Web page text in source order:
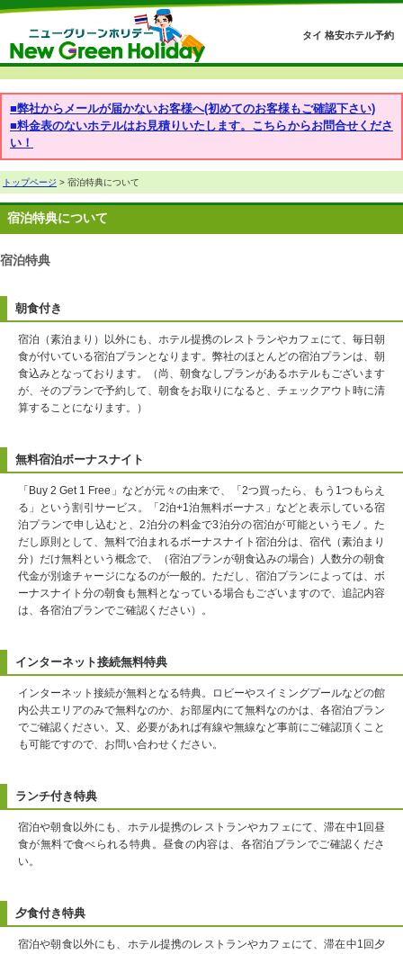
タイ 格安ホテル予約
■弊社からメールが届かないお客様へ(初めてのお客様もご確認下さい)
■料金表のないホテルはお見積りいたします。こちらからお問合せくださ
い！
トップページ > 宿泊特典について
宿泊特典について
宿泊特典
朝食付き
宿泊（素泊まり）以外にも、ホテル提携のレストランやカフェにて、毎日朝
食が付いている宿泊プランとなります。弊社のほとんどの宿泊プランは、朝
食込みとなっております。（尚、朝食なしプランがあるホテルもございます
が、そのプランで予約して、朝食をお取りになると、チェックアウト時に清
算することになります。）
無料宿泊ボーナスナイト
「Buy 2 Get 1 Free」などが元々の由来で、「2つ買ったら、もう1つもらえ
る」という割引サービス。「2泊+1泊無料ボーナス」などと表示している宿
泊プランで申し込むと、2泊分の料金で3泊分の宿泊が可能というモノ。た
だし原則として、無料で泊まれるボーナスナイト宿泊分は、宿代（素泊まり
分）だけ無料という概念で、（宿泊プランが朝食込みの場合）人数分の朝食
代金が別途チャージになるのが一般的。ただし、宿泊プランによっては、ボ
ーナスナイト分の朝食も無料となっている場合もございますので、追記内容
は、各宿泊プランでご確認ください）。
インターネット接続無料特典
インターネット接続が無料となる特典。ロビーやスイミングプールなどの館
内公共エリアのみで無料なのか、お部屋内にて無料なのかは、各宿泊プラン
でご確認ください。又、必要があれば有線や無線など事前にご確認頂くこと
も可能ですので、お問い合わせください。
ランチ付き特典
宿泊や朝食以外にも、ホテル提携のレストランやカフェにて、滞在中1回昼
食が無料で食べられる特典。昼食の内容は、各宿泊プランでご確認くださ
い。
夕食付き特典
宿泊や朝食以外にも、ホテル提携のレストランやカフェにて、滞在中1回夕